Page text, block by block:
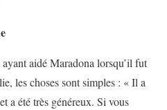
aidé Maradona lorsqu’il fut
les choses sont simples : « Il a
a été très généreux. Si vous